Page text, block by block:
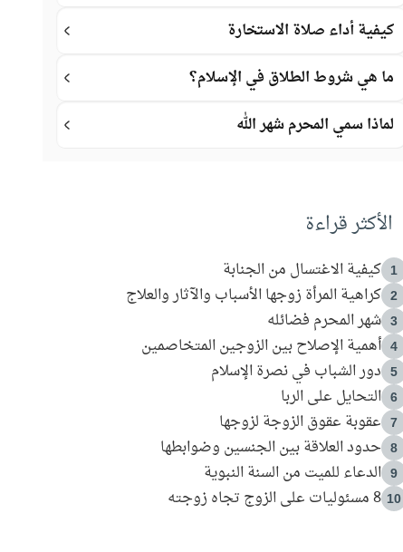
كيفية أداء صلاة الاستخارة
ما هي شروط الطلاق في الإسلام؟
لماذا سمي المحرم شهر الله
الأكثر قراءة
1 كيفية الاغتسال من الجنابة
2 كراهية المرأة زوجها الأسباب والآثار والعلاج
3 شهر المحرم فضائله
4 أهمية الإصلاح بين الزوجين المتخاصمين
5 دور الشباب في نصرة الإسلام
6 التحايل على الربا
7 عقوبة عقوق الزوجة لزوجها
8 حدود العلاقة بين الجنسين وضوابطها
9 الدعاء للميت من السنة النبوية
10 8 مسئوليات على الزوج تجاه زوجته